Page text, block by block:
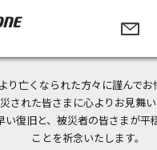
り亡くなられた方々に謹んで
された皆さまに心よりお見舞い
い復旧と、被災者の皆さまが平
ことを祈念いたします。
録で1,000円OFFクーポンプレゼ
るお知らせ＞